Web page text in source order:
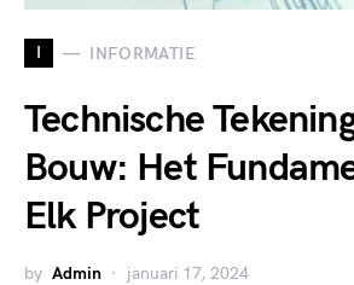
I INFORMATIE
Technische
Bouw: Het
Elk Project
by Admin januari 17, 2024